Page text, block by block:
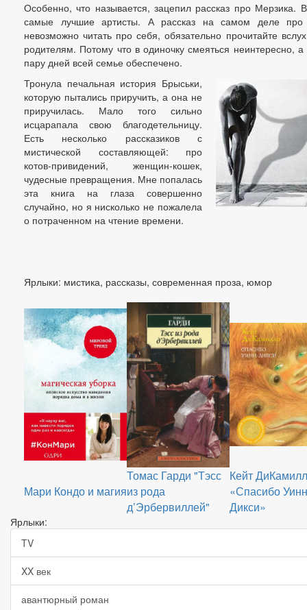
Особенно, что называется, зацепил рассказ про Мерзика.
самые лучшие артисты. А рассказ на самом деле про
невозможно читать про себя, обязательно прочитайте
родителям. Потому что в одиночку смеяться неинтересно,
пару дней всей семье обеспечено.
Тронула печальная история Брыськи,
которую пытались приручить, а она не
приручилась. Мало того сильно
исцарапала свою благодетельницу.
Есть несколько рассказиков с
мистической составляющей: про
котов-привидений, женщин-кошек,
чудесные превращения. Мне попалась
эта книга на глаза совершенно
случайно, но я нисколько не пожалела
о потраченном на чтение времени.
Ярлыки: мистика, рассказы, современная проза, юмор
Мари Кондо и магия
Томас Гарди "Тэсс
из рода
д’Эрбервиллей"
Кейт
«Спасибо
Дикси»
Ярлыки:
TV
XX век
авантюрный роман